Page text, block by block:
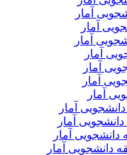
آمار
آمار
آمار
آمار
آمار
آمار
آمار
آمار
آمار
آمار
دانشجویی آمار